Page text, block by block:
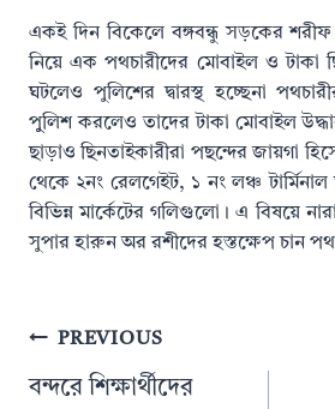
একই দিন বিকেলে বঙ্গবন্ধু সড়কের শরীফ
নিয়ে এক পথচারীদের মোবাইল ও টাকা
ঘটলেও পুলিশের দ্বারস্থ হচ্ছেনা
পুুলিশ করলেও তাদের টাকা মোবাইল
ছাড়াও ছিনতাইকারীরা পছন্দের জায়গা
থেকে ২নং রেলগেইট, ১ নং লঞ্চ
বিভিন্ন মার্কেটের গলিগুলো। এ বিষয়ে
সুপার হারুন অর রশীদের হস্তক্ষেপ চান
PostPREVIOUS
বন্দরে শিক্ষার্থীদের